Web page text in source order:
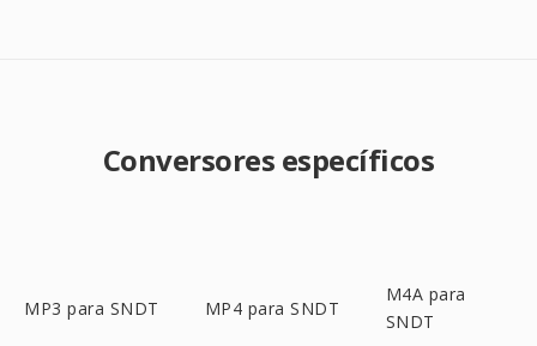
Conversores específicos
MP3 para SNDT MP4 para SNDT
M4A para
SNDT